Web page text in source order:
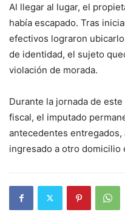
Al llegar al lugar, el
había escapado. Tras
efectivos lograron
de identidad, el sujeto
violación de morada.
Durante la jornada de
fiscal, el imputado
antecedentes entregados,
ingresado a otro domicilio